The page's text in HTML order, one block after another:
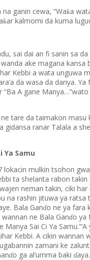
ganin cewa, “Waƙa
ƙar kalmomi da kuma
sai dai an fi sanin sa da
ake magana kansa
Kebbi a wata unguwa
da wasa da dariya. Ya
“Ba A gane
tare da taimakon masu
gidansa ranar Talala a
Ya Samu
lokacin mulkin tsohon
ta shelanta rabon
neman takin, ciki har
na rashin jituwa ya
Bala Ganɗo ne ya fara
ne Bala Ganɗo ya
Sai Ci Ya Samu.”’A
Kebbi. A cikin wannan
zamani ke
ɗo ga al’umma baki ɗaya.